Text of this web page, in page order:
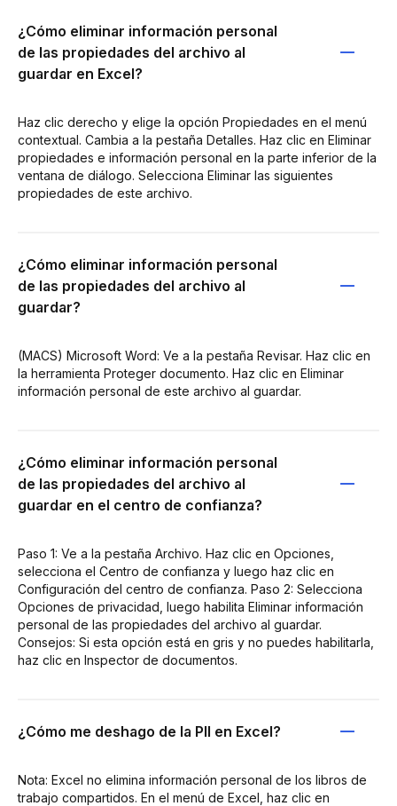
¿Cómo eliminar información personal
de las propiedades del archivo al
guardar en Excel?
Haz clic derecho y elige la opción Propiedades en el menú
contextual. Cambia a la pestaña Detalles. Haz clic en Eliminar
propiedades e información personal en la parte inferior de la
ventana de diálogo. Selecciona Eliminar las siguientes
propiedades de este archivo.
¿Cómo eliminar información personal
de las propiedades del archivo al
guardar?
(MACS) Microsoft Word: Ve a la pestaña Revisar. Haz clic en
la herramienta Proteger documento. Haz clic en Eliminar
información personal de este archivo al guardar.
¿Cómo eliminar información personal
de las propiedades del archivo al
guardar en el centro de confianza?
Paso 1: Ve a la pestaña Archivo. Haz clic en Opciones,
selecciona el Centro de confianza y luego haz clic en
Configuración del centro de confianza. Paso 2: Selecciona
Opciones de privacidad, luego habilita Eliminar información
personal de las propiedades del archivo al guardar.
Consejos: Si esta opción está en gris y no puedes habilitarla,
haz clic en Inspector de documentos.
¿Cómo me deshago de la PII en Excel?
Nota: Excel no elimina información personal de los libros de
trabajo compartidos. En el menú de Excel, haz clic en